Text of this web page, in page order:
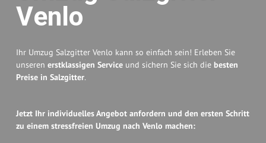
Venlo
Ihr Umzug Salzgitter Venlo kann so einfach sein! Erleben Sie
unseren erstklassigen Service und sichern Sie sich die besten
Preise in Salzgitter.
Jetzt Ihr individuelles Angebot anfordern und den ersten Schritt
zu einem stressfreien Umzug nach Venlo machen: